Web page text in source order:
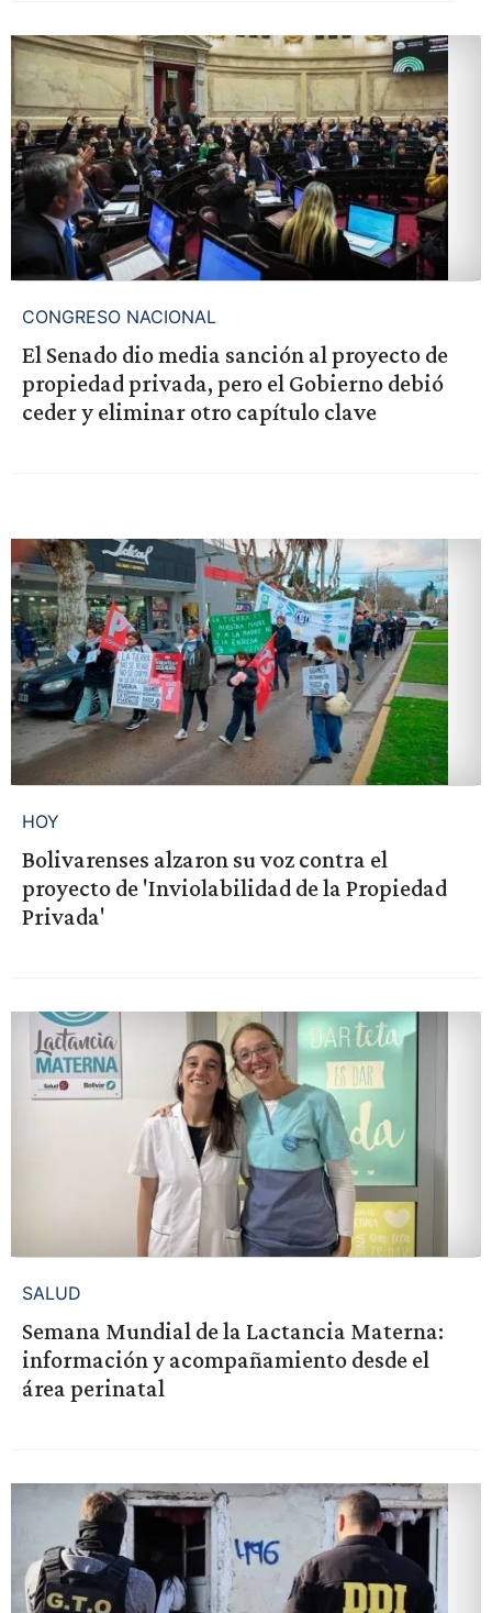
CONGRESO NACIONAL
El Senado dio media sanción al proyecto de
propiedad privada, pero el Gobierno debió
ceder y eliminar otro capítulo clave
HOY
Bolivarenses alzaron su voz contra el
proyecto de 'Inviolabilidad de la Propiedad
Privada'
SALUD
Semana Mundial de la Lactancia Materna:
información y acompañamiento desde el
área perinatal